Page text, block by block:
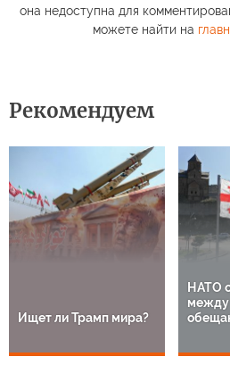
она недоступна для
можете найти на
Рекомендуем
Ищет ли Трамп мира?
НАТО
между